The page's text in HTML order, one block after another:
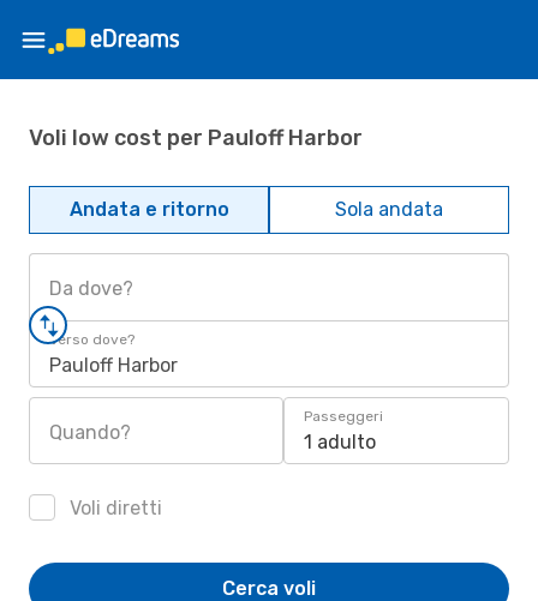
Voli low cost per Pauloff Harbor
Andata e ritorno Sola andata
Da dove?
Verso dove?
Pauloff Harbor
Quando?
Passeggeri
1 adulto
Voli diretti
Cerca voli